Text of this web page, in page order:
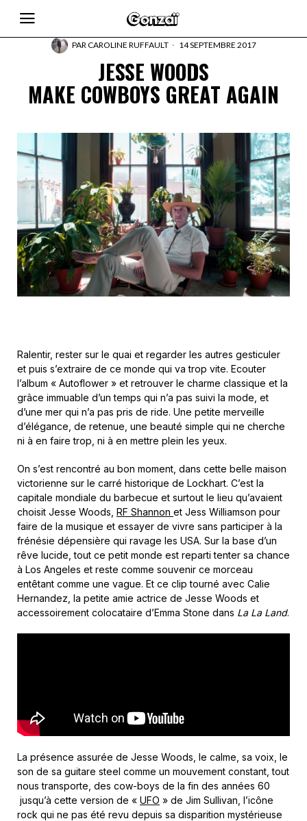
PARCAROLINE RUFFAULT 14 SEPTEMBRE 2017
JESSE WOODS
MAKE COWBOYS GREAT AGAIN
Ralentir, rester sur le quai et regarder les autres gesticuler
et puis s’extraire de ce monde qui va trop vite. Ecouter
l’album « Autoflower » et retrouver le charme classique et la
grâce immuable d’un temps qui n’a pas suivi la mode, et
d’une mer qui n’a pas pris de ride. Une petite merveille
d’élégance, de retenue, une beauté simple qui ne cherche
ni à en faire trop, ni à en mettre plein les yeux.
On s’est rencontré au bon moment, dans cette belle maison
victorienne sur le carré historique de Lockhart. C’est la
capitale mondiale du barbecue et surtout le lieu qu’avaient
choisit Jesse Woods, RF Shannon et Jess Williamson pour
faire de la musique et essayer de vivre sans participer à la
frénésie dépensière qui ravage les USA. Sur la base d’un
rêve lucide, tout ce petit monde est reparti tenter sa chance
à Los Angeles et reste comme souvenir ce morceau
entêtant comme une vague. Et ce clip tourné avec Calie
Hernandez, la petite amie actrice de Jesse Woods et
accessoirement colocataire d’Emma Stone dans La La Land.
La présence assurée de Jesse Woods, le calme, sa voix, le
son de sa guitare steel comme un mouvement constant, tout
nous transporte, des cow-boys de la fin des années 60
jusqu’à cette version de « UFO » de Jim Sullivan, l’icône
rock qui ne pas été revu depuis sa disparition mystérieuse